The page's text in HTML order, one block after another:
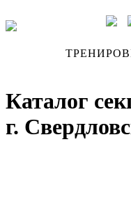
Каталог
г.